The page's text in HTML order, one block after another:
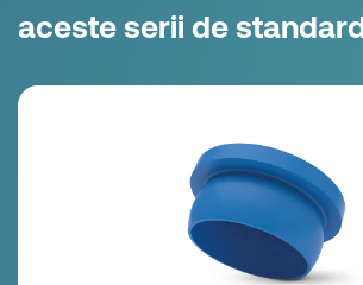
aceste serii de